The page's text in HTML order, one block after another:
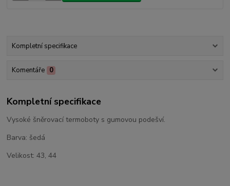
Kompletní specifikace
Komentáře 0
Kompletní specifikace
Vysoké šněrovací termoboty s gumovou podešví.
Barva: šedá
Velikost: 43, 44